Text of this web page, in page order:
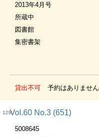
2013年4月号
所蔵中
図書館
集密書架
貸出不可 予約はありません
129Vol.60 No.3 (651)
5008645